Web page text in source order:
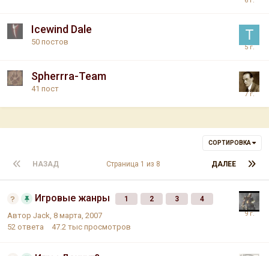
Icewind Dale
50 постов
Spherrra-Team
41 пост
СОРТИРОВКА
НАЗАД ДАЛЕЕ
Страница 1 из 8
Игровые жанры 1 2 3 4
Автор Jack 8 марта, 2007
52 ответа 47.2 тыс просмотров